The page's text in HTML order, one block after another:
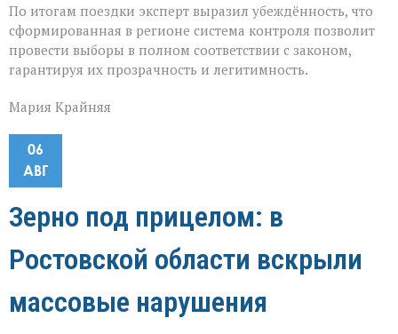
По итогам поездки эксперт выразил убеждённость, что
сформированная в регионе система контроля позволит
провести выборы в полном соответствии с законом,
гарантируя их прозрачность и легитимность.
Мария Крайняя
06
АВГ
Зерно под прицелом: в
Ростовской области вскрыли
массовые нарушения